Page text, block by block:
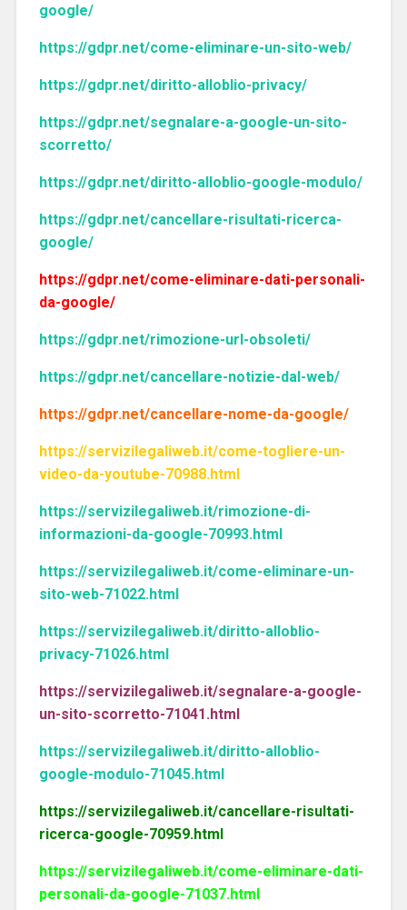
google/
https://gdpr.net/come-eliminare-un-sito-web/
https://gdpr.net/diritto-alloblio-privacy/
https://gdpr.net/segnalare-a-google-un-sito-
scorretto/
https://gdpr.net/diritto-alloblio-google-modulo/
https://gdpr.net/cancellare-risultati-ricerca-
google/
https://gdpr.net/come-eliminare-dati-personali-
da-google/
https://gdpr.net/rimozione-url-obsoleti/
https://gdpr.net/cancellare-notizie-dal-web/
https://gdpr.net/cancellare-nome-da-google/
https://servizilegaliweb.it/come-togliere-un-
video-da-youtube-70988.html
https://servizilegaliweb.it/rimozione-di-
informazioni-da-google-70993.html
https://servizilegaliweb.it/come-eliminare-un-
sito-web-71022.html
https://servizilegaliweb.it/diritto-alloblio-
privacy-71026.html
https://servizilegaliweb.it/segnalare-a-google-
un-sito-scorretto-71041.html
https://servizilegaliweb.it/diritto-alloblio-
google-modulo-71045.html
https://servizilegaliweb.it/cancellare-risultati-
ricerca-google-70959.html
https://servizilegaliweb.it/come-eliminare-dati-
personali-da-google-71037.html